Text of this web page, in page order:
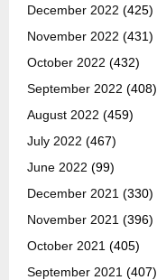
December 2022 (425)
November 2022 (431)
October 2022 (432)
September 2022 (408)
August 2022 (459)
July 2022 (467)
June 2022 (99)
December 2021 (330)
November 2021 (396)
October 2021 (405)
September 2021 (407)